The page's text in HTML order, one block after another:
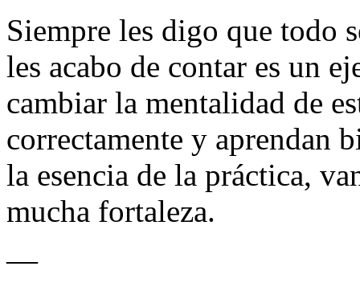
Siempre les digo que todo
les acabo de contar es un
cambiar la mentalidad de
correctamente y aprendan
la esencia de la práctica,
mucha fortaleza.
—